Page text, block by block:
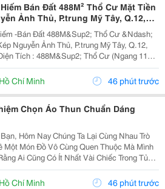
Bán Đất 488M² Thổ Cư Mặt Tiền
Ảnh Thủ, P.trung Mỹ Tây, Q.12,
-Bán Đất 488M&Sup2; Thổ Cư &Ndash;
Nguyễn Ảnh Thủ, P.trung Mỹ Tây, Q.12,
Thủ, Mặt Sau Thông Ra Đường...
Hồ Chí Minh 46 phút trước
Chọn Áo Thun Chuẩn Dáng
Hôm Nay Chúng Ta Lại Cùng Nhau Trò
Một Món Đồ Vô Cùng Quen Thuộc Mà Mình
Ai Cũng Có Ít Nhất Vài Chiếc Trong Tủ
Chính Là Chiếc Áo Thun. Mặc Dù Là Một
Cơ Bản, Dễ Mặc Và Dễ Phối Đồ, Nhưng
Hồ Chí Minh 46 phút trước